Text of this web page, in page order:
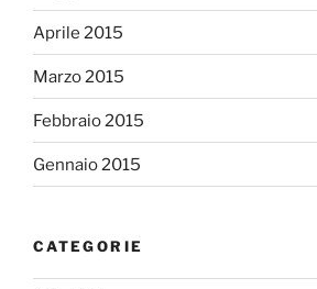
Aprile 2015
Marzo 2015
Febbraio 2015
Gennaio 2015
CATEGORIE